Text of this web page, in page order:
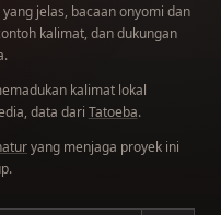
jelas, bacaan onyomi dan
kalimat, dan dukungan
kalimat lokal
data dari Tatoeba.
yang menjaga proyek ini